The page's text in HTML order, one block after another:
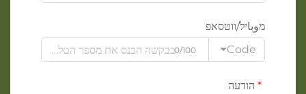
מوباיל/ווטסאפ
Code
0/100
הודעה